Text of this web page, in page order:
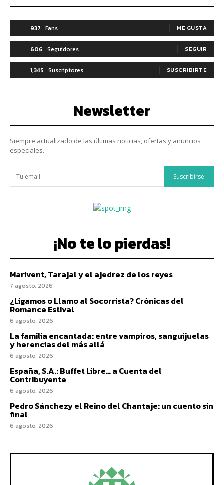
937 Fans ME GUSTA
606 Seguidores SEGUIR
1,345 Suscriptores SUSCRIBIRTE
Newsletter
Siempre actualizado de las últimas noticias, ofertas y anuncios
especiales.
Suscribirse
¡No te lo pierdas!
Marivent, Tarajal y el ajedrez de los reyes
7 agosto, 2026
¿Ligamos o Llamo al Socorrista? Crónicas del
Romance Estival
6 agosto, 2026
La familia encantada: entre vampiros, sanguijuelas
y herencias del más allá
6 agosto, 2026
España, S.A.: Buffet Libre… a Cuenta del
Contribuyente
6 agosto, 2026
Pedro Sánchezy el Reino del Chantaje: un cuento sin
final
6 agosto, 2026